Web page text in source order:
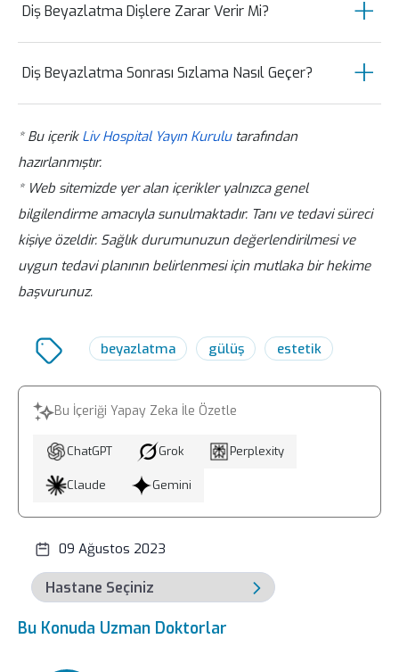
uygun olması halinde yılda bir kez diş eti
beyazlatması yapılması önerilir. Bundan
dolayı kesin bir beyazlatma işlemi sayısı
Diş Beyazlatma Dişlere Zarar Verir Mi?
diş beyazlatma uygulaması dişlere zarar
vermemektedir. Ancak uygulama
ardından gelen birkaç gün içerisinde hava
veya aşırı soğuk- sıcak yemeklerde
dişlerde sızlama meydana gelebilir.
Diş Beyazlatma Sonrası Sızlama Nasıl Geçer?
yemeklere veya dişlerin hava ile
temasında sızlama gelişmesi normaldir.
Sızlama bir veya iki gün içerisinde
azalarak kendiliğinden geçmektedir. Bazı
durumlarda işlem sonrası hassasiyet
giderici jel veya diş macunu uygulaması
yapılabilir.
Liv Hospital bünyesinde diş beyazlatma
uygulamalarına yer verilmektedir.
Profesyonel bir diş beyazlatma süreci
ardından daha estetik bir gülüşe sahip
olmak mümkündür.
* Bu içerik Liv Hospital Yayın Kurulutarafından
hazırlanmıştır.
* Web sitemizde yer alan içerikler yalnızca genel
bilgilendirme amacıyla sunulmaktadır. Tanı ve tedavi süreci
kişiye özeldir. Sağlık durumunuzun değerlendirilmesi ve
uygun tedavi planının belirlenmesi için mutlaka bir hekime
başvurunuz.
beyazlatma gülüş estetik
Bu İçeriği Yapay Zeka İle Özetle
ChatGPT Grok Perplexity
Claude Gemini
09 Ağustos 2023
Bu Konuda Uzman Doktorlar